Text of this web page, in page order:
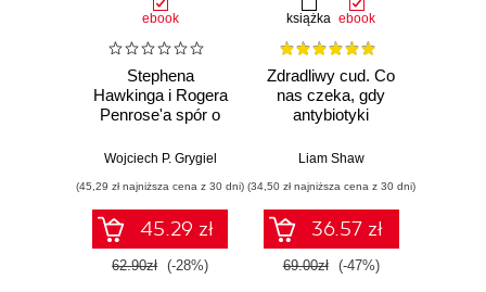
ebook
Stephena
Hawkinga i Rogera
Penrose'a spór o
Wojciech P. Grygiel
(45,29 zł najniższa cena z 30 dni)
45.29 zł
62.90zł (-28%)
książka ebook
Zdradliwy cud. Co
nas czeka, gdy
antybiotyki
Liam Shaw
(34,50 zł najniższa cena z 30 dni)
36.57 zł
69.00zł (-47%)